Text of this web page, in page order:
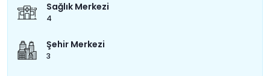
Sağlık Merkezi
4
Şehir Merkezi
3